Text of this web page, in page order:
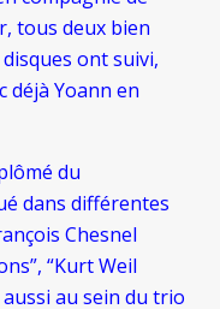
tous deux bien
ont suivi,
déjà Yoann en
du
dans différentes
Chesnel
“Kurt Weil
aussi au sein du trio